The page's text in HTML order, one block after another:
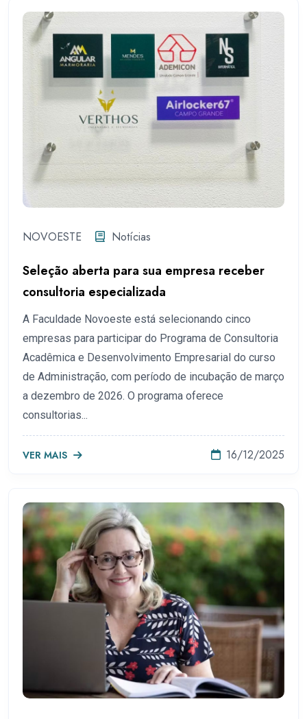
NOVOESTE Notícias
Seleção aberta para sua empresa receber
consultoria especializada
A Faculdade Novoeste está selecionando cinco
empresas para participar do Programa de Consultoria
Acadêmica e Desenvolvimento Empresarial do curso
de Administração, com período de incubação de março
a dezembro de 2026. O programa oferece
consultorias...
VER MAIS 16/12/2025